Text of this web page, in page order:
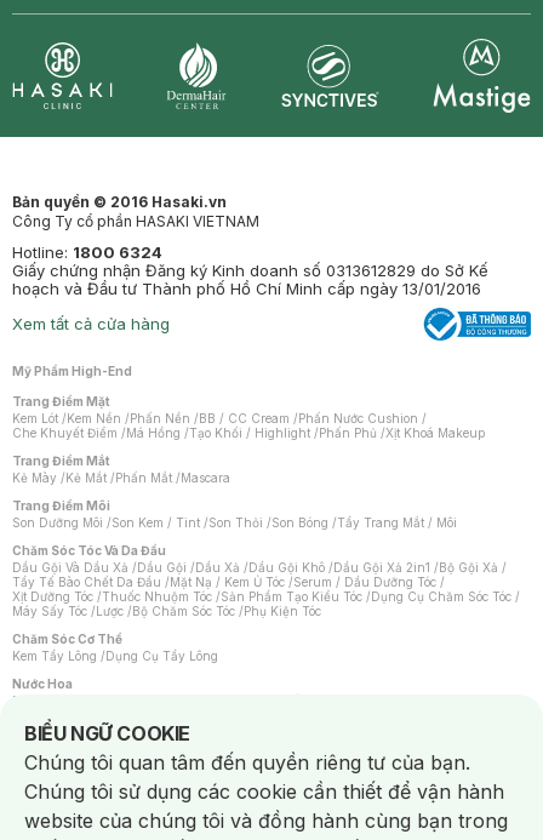
Bản quyền © 2016 Hasaki.vn
Công Ty cổ phần HASAKI VIETNAM
Hotline: 1800 6324
Giấy chứng nhận Đăng ký Kinh doanh số 0313612829 do Sở Kế
hoạch và Đầu tư Thành phố Hồ Chí Minh cấp ngày 13/01/2016
Xem tất cả cửa hàng
Mỹ Phẩm High-End
Trang Điểm Mặt
Kem Lót /Kem Nền /Phấn Nền /BB / CC Cream /Phấn Nước Cushion /
Che Khuyết Điểm /Má Hồng /Tạo Khối / Highlight /Phấn Phủ /Xịt Khoá Makeup
Trang Điểm Mắt
Kẻ Mày /Kẻ Mắt /Phấn Mắt /Mascara
Trang Điểm Môi
Son Dưỡng Môi /Son Kem / Tint /Son Thỏi /Son Bóng /Tẩy Trang Mắt / Môi
Chăm Sóc Tóc Và Da Đầu
Dầu Gội Và Dầu Xả /Dầu Gội /Dầu Xả /Dầu Gội Khô /Dầu Gội Xả 2in1 /Bộ Gội Xả /
Tẩy Tế Bào Chết Da Đầu /Mặt Nạ / Kem Ủ Tóc /Serum / Dầu Dưỡng Tóc /
Xịt Dưỡng Tóc /Thuốc Nhuộm Tóc /Sản Phẩm Tạo Kiểu Tóc /Dụng Cụ Chăm Sóc Tóc /
Máy Sấy Tóc /Lược /Bộ Chăm Sóc Tóc /Phụ Kiện Tóc
Chăm Sóc Cơ Thể
Kem Tẩy Lông /Dụng Cụ Tẩy Lông
Nước Hoa
Nước Hoa Nữ
Chăm Sóc Cá Nhân
Chống Muỗi /Khẩu Trang /Máy Massage/Mặt Nạ Xông Hơi /Nước Rửa Tay/
Sản Phẩm Chăm Sóc Khác /Bàn Chải Đánh Răng /Bàn Chải Điện/
Hỗ Trợ Trắng Răng/Kem Đánh Răng /Máy Tăm Nước/ Nước Súc Miệng/
Tăm / Chỉ Nha Khoa/ Xịt Thơm Miệng / Dung Dịch Vệ Sinh/Dưỡng Vùng Kín/
Khăn Ướt Vệ Sinh Vùng Kín/Băng Vệ Sinh/Tampon/Bọt Cạo Râu /Dao Cạo Râu/
Máy Cạo Râu
BIỂU NGỮ COOKIE
Notice about cookies usage
Chúng tôi quan tâm đến quyền riêng tư của bạn.
Chúng tôi sử dụng các cookie cần thiết để vận hành
website của chúng tôi và đồng hành cùng bạn trong